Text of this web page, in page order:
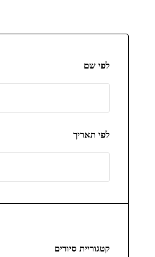
לפי שם
לפי תאריך
קטגוריית סיורים